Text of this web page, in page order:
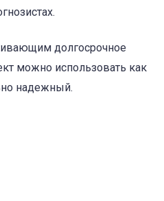
долгосрочное
можно использовать как
надежный.